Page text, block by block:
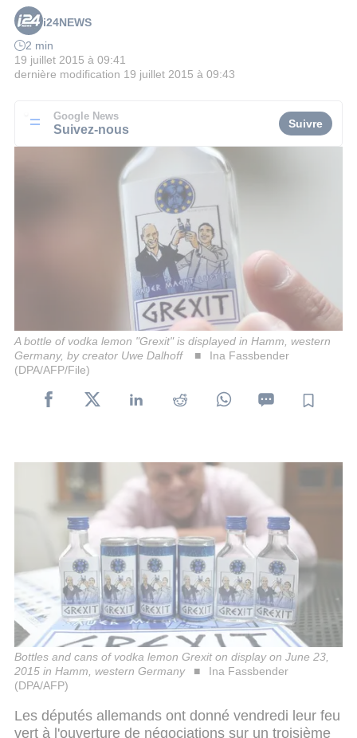
i24NEWS
2 min
19 juillet 2015 à 09:41
dernière modification 19 juillet 2015 à 09:43
Google News
Suivez-nous Suivre
A bottle of vodka lemon "Grexit" is displayed in Hamm, western
Germany, by creator Uwe Dalhoff
Ina Fassbender
(DPA/AFP/File)
Bottles and cans of vodka lemon Grexit on display on June 23,
2015 in Hamm, western Germany
Ina Fassbender
(DPA/AFP)
Les députés allemands ont donné vendredi leur feu
vert à l'ouverture de négociations sur un troisième